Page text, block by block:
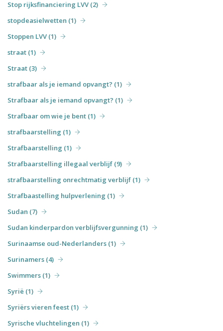
Stop rijksfinanciering LVV (2)
stopdeasielwetten (1)
Stoppen LVV (1)
straat (1)
Straat (3)
strafbaar als je iemand opvangt? (1)
Strafbaar als je iemand opvangt? (1)
Strafbaar om wie je bent (1)
strafbaarstelling (1)
Strafbaarstelling (1)
Strafbaarstelling illegaal verblijf (9)
strafbaarstelling onrechtmatig verblijf (1)
Strafbaastelling hulpverlening (1)
Sudan (7)
Sudan kinderpardon verblijfsvergunning (1)
Surinaamse oud-Nederlanders (1)
Surinamers (4)
Swimmers (1)
Syrië (1)
Syriërs vieren feest (1)
Syrische vluchtelingen (1)